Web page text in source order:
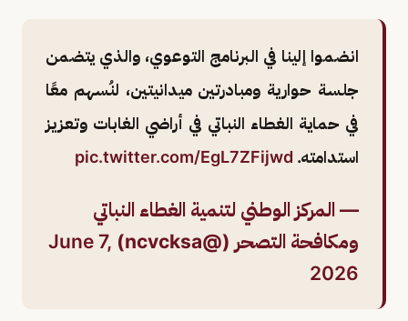
انضموا إلينا في البرنامج التوعوي، والذي يتضمن
جلسة حوارية ومبادرتين ميدانيتين، لنُسهم معًا
في حماية الغطاء النباتي في أراضي الغابات وتعزيز
استدامته. pic.twitter.com/EgL7ZFijwd
— المركز الوطني لتنمية الغطاء النباتي
ومكافحة التصحر (@ncvcksa)
June 7,
2026